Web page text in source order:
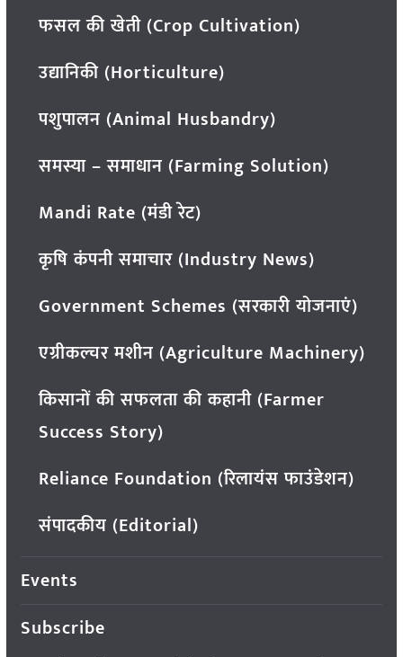
फसल की खेती (Crop Cultivation)
उद्यानिकी (Horticulture)
पशुपालन (Animal Husbandry)
समस्या – समाधान (Farming Solution)
Mandi Rate (मंडी रेट)
कृषि कंपनी समाचार (Industry News)
Government Schemes (सरकारी योजनाएं)
एग्रीकल्चर मशीन (Agriculture Machinery)
किसानों की सफलता की कहानी (Farmer
Success Story)
Reliance Foundation (रिलायंस फाउंडेशन)
संपादकीय (Editorial)
Events
Subscribe